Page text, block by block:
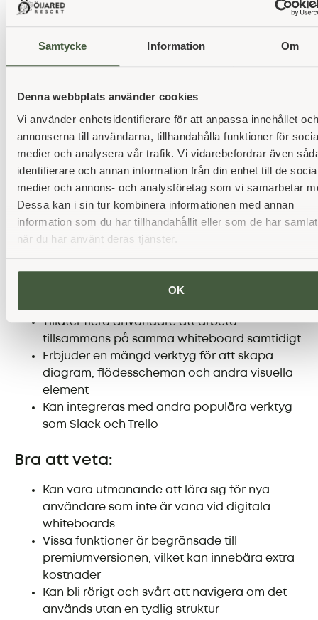
Samtycke Information Om
Denna webbplats använder cookies
Vi använder enhetsidentifierare för att anpassa innehållet och
annonserna till användarna, tillhandahålla funktioner för
medier och analysera vår trafik. Vi vidarebefordrar även
identifierare och annan information från din enhet till de
medier och annons- och analysföretag som vi samarbetar
Dessa kan i sin tur kombinera informationen med annan
information som du har tillhandahållit eller som de har
när du har använt deras tjänster.
OK
behörigheterna hanteras korrekt
fungera optimalt
Kan vara lite för grundläggande för mer
4. Miro
Miro är ett digitalt verktyg som kan vara riktigt
användbart vid planeringen av en konferensresa.
Genom att erbjuda en digital whiteboard kan
teamet enkelt samarbeta i realtid, visualisera idéer
och organisera information på ett smidigt sätt.
Fördelar:
Skapar en tydlig och interaktiv översikt över
Tillåter flera användare att arbeta
tillsammans på samma whiteboard samtidigt
Erbjuder en mängd verktyg för att skapa
diagram, flödesscheman och andra visuella
element
Kan integreras med andra populära verktyg
som Slack och Trello
Bra att veta:
Kan vara utmanande att lära sig för nya
användare som inte är vana vid digitala
whiteboards
Vissa funktioner är begränsade till
premiumversionen, vilket kan innebära extra
kostnader
Kan bli rörigt och svårt att navigera om det
används utan en tydlig struktur